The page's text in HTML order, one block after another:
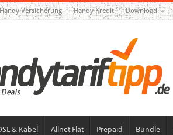
Handy Versicherung Handy Kredit Download
& Kabel Allnet Flat Prepaid Bundle